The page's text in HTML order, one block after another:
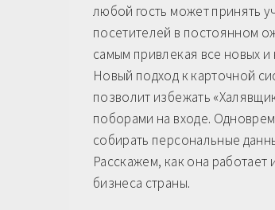
любой гость может принять
посетителей в постоянном
самым привлекая все новых и
Новый подход к карточной
позволит избежать
поборами на входе.
собирать персональные
Расскажем, как она
бизнеса страны.